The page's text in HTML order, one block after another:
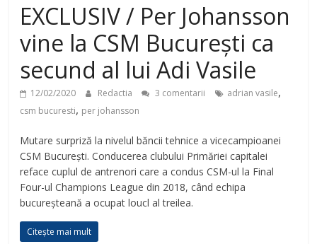
EXCLUSIV / Per Johansson
vine la CSM București ca
secund al lui Adi Vasile
12/02/2020 Redactia 3 comentarii adrian vasile,
csm bucuresti, per johansson
Mutare surpriză la nivelul băncii tehnice a vicecampioanei
CSM București. Conducerea clubului Primăriei capitalei
reface cuplul de antrenori care a condus CSM-ul la Final
Four-ul Champions League din 2018, când echipa
bucureșteană a ocupat loucl al treilea.
Citește mai mult